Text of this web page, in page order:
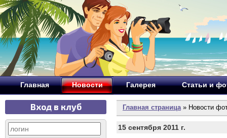
Главная Новости Галерея Статьи и
Вход в клуб Главная страница» Новости
15 сентября 2011 г.